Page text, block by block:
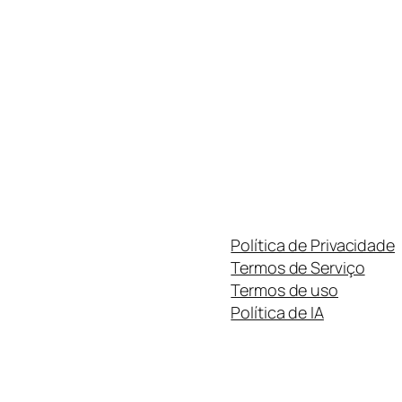
Política de Privacidade
Termos de Serviço
Termos de uso
Política de IA